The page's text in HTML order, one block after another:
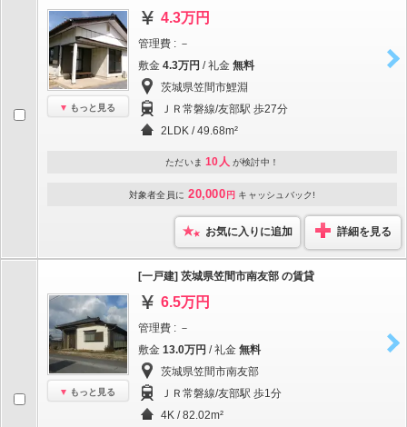
もっと見る
4.3万円
管理費 : －
敷金 4.3万円 / 礼金 無料
茨城県笠間市鯉淵
ＪＲ常磐線/友部駅 歩27分
2LDK / 49.68m²
ただいま 10人 が検討中！
対象者全員に 20,000 円 キャッシュバック!
お気に入りに追加 詳細を見る
もっと見る
[一戸建] 茨城県笠間市南友部 の賃貸
6.5万円
管理費 : －
敷金 13.0万円 / 礼金 無料
茨城県笠間市南友部
ＪＲ常磐線/友部駅 歩1分
4K / 82.02m²